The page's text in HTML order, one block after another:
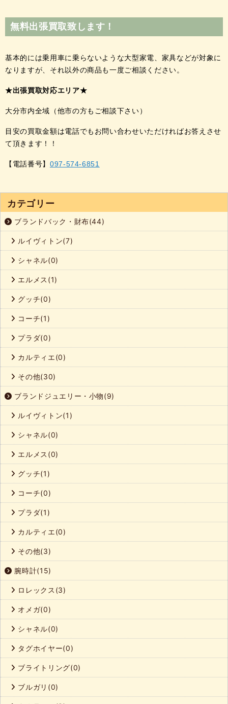
無料出張買取致します！
基本的には乗用車に乗らないような大型家電、家具などが対象に
なりますが、それ以外の商品も一度ご相談ください。
★出張買取対応エリア★
大分市内全域（他市の方もご相談下さい）
目安の買取金額は電話でもお問い合わせいただければお答えさせ
て頂きます！！
【電話番号】 097-574-6851
カテゴリー
ブランドバック・財布(44)
ルイヴィトン(7)
シャネル(0)
エルメス(1)
グッチ(0)
コーチ(1)
プラダ(0)
カルティエ(0)
その他(30)
ブランドジュエリー・小物(9)
ルイヴィトン(1)
シャネル(0)
エルメス(0)
グッチ(1)
コーチ(0)
プラダ(1)
カルティエ(0)
その他(3)
腕時計(15)
ロレックス(3)
オメガ(0)
シャネル(0)
タグホイヤー(0)
ブライトリング(0)
ブルガリ(0)